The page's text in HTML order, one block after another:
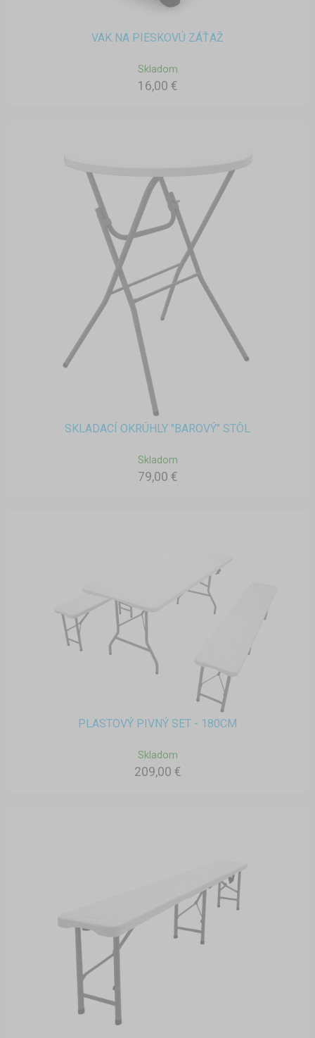
VAK NA PIESKOVÚ ZÁŤAŽ
Skladom
16,00 €
SKLADACÍ OKRÚHLY "BAROVÝ" STÔL
Skladom
79,00 €
PLASTOVÝ PIVNÝ SET - 180CM
Skladom
209,00 €